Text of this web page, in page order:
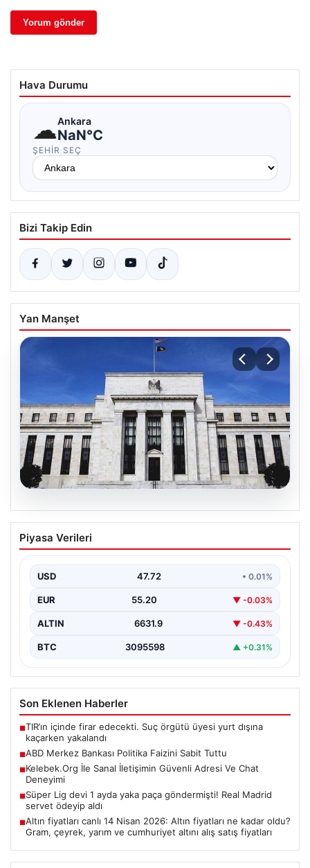
Hava Durumu
☁Ankara
NaN°C
ŞEHIR SEÇ
Bizi Takip Edin
Yan Manşet
08.08.2026
ABD Merkez Bankası Politika Faizini
Sabit Tuttu
göstergelerin ve piyasa beklentilerinin ışığında politika
faiz oranını…
Piyasa Verileri
USD 47.72 • 0.01%
EUR 55.20 ▼ -0.03%
ALTIN 6631.9 ▼ -0.43%
BTC 3095598 ▲ +0.31%
Son Eklenen Haberler
■TIR’ın içinde firar edecekti. Suç örgütü üyesi yurt dışına
kaçarken yakalandı
■ABD Merkez Bankası Politika Faizini Sabit Tuttu
■Kelebek.Org İle Sanal İletişimin Güvenli Adresi Ve Chat
Deneyimi
■Süper Lig devi 1 ayda yaka paça göndermişti! Real Madrid
servet ödeyip aldı
■Altın fiyatları canlı 14 Nisan 2026: Altın fiyatları ne kadar oldu?
Gram, çeyrek, yarım ve cumhuriyet altını alış satış fiyatları